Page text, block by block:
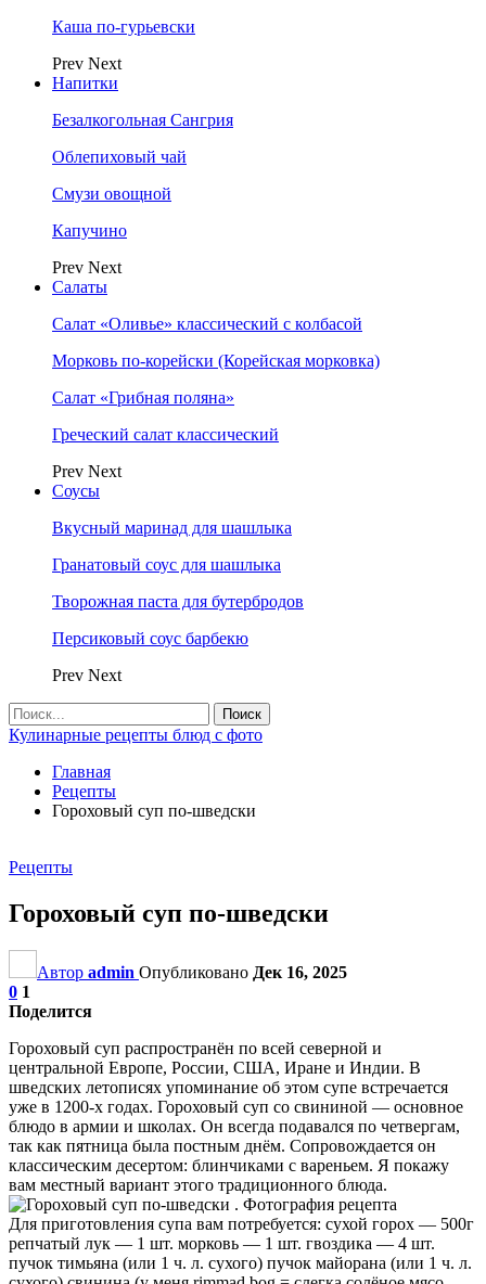
Каша по-гурьевски
Prev Next
Напитки
Безалкогольная Сангрия
Облепиховый чай
Смузи овощной
Капучино
Prev Next
Салаты
Салат «Оливье» классический с колбасой
Морковь по-корейски (Корейская морковка)
Салат «Грибная поляна»
Греческий салат классический
Prev Next
Соусы
Вкусный маринад для шашлыка
Гранатовый соус для шашлыка
Творожная паста для бутербродов
Персиковый соус барбекю
Prev Next
Кулинарные рецепты блюд с фото
Главная
Рецепты
Гороховый суп по-шведски
Рецепты
Гороховый суп по-шведски
Автор admin Опубликовано Дек 16, 2025
0 1
Поделится
Гороховый суп распространён по всей северной и
центральной Европе, России, США, Иране и Индии. В
шведских летописях упоминание об этом супе встречается
уже в 1200-х годах. Гороховый суп со свининой — основное
блюдо в армии и школах. Он всегда подавался по четвергам,
так как пятница была постным днём. Сопровождается он
классическим десертом: блинчиками с вареньем. Я покажу
вам местный вариант этого традиционного блюда.
Для приготовления супа вам потребуется: сухой горох — 500г
репчатый лук — 1 шт. морковь — 1 шт. гвоздика — 4 шт.
пучок тимьяна (или 1 ч. л. сухого) пучок майорана (или 1 ч. л.